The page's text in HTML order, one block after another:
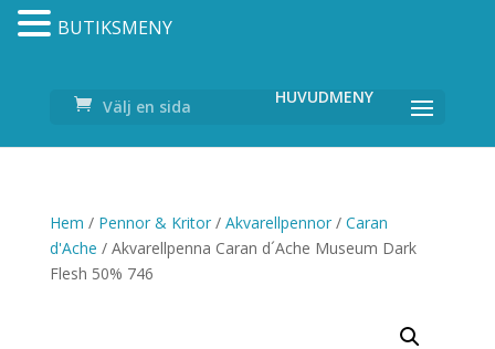
Välj en sida
Hem / Pennor & Kritor/ Akvarellpennor/ Caran
d'Ache / Akvarellpenna Caran d´Ache Museum Dark
Flesh 50% 746
BUTIKSMENY